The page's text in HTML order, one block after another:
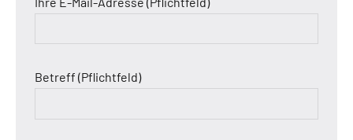
Betreff (Pflichtfeld)